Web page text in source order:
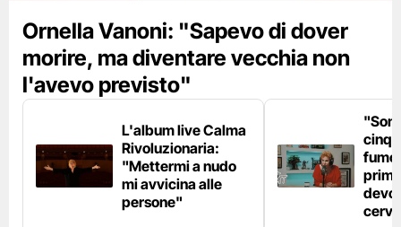
Ornella Vanoni: "Sapevo di dover
morire, ma diventare vecchia non
l'avevo previsto"
L'album live Calma
Rivoluzionaria:
"Mettermi a nudo
mi avvicina alle
persone"
fumo
devo